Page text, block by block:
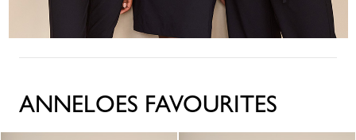
ANNELOES FAVOURITES